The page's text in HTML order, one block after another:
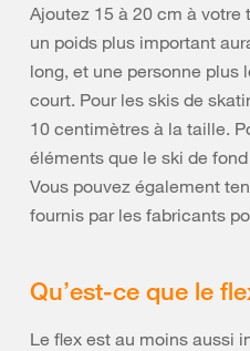
Ajoutez 15 à 20 cm à votre
un poids plus important
long, et une personne plus
court. Pour les skis de
10 centimètres à la taille.
éléments que le ski de
Vous pouvez également
fournis par les fabricants
Qu’est-ce que le
Le flex est au moins aussi